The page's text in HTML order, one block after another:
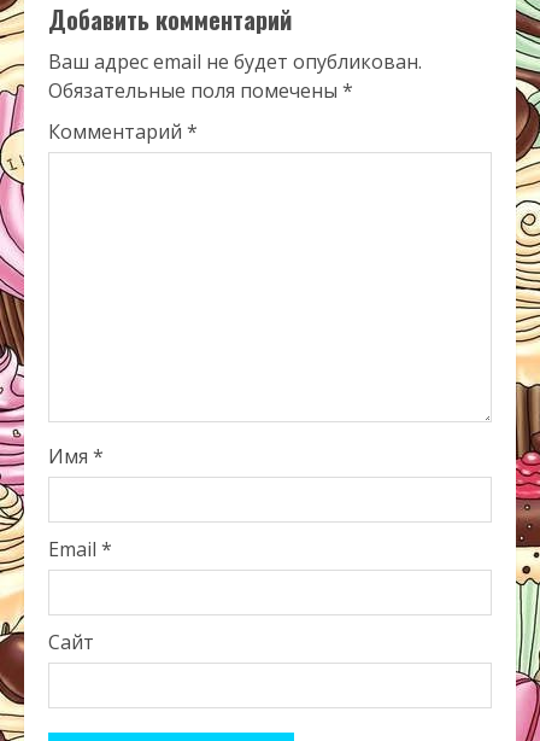
Добавить комментарий
Ваш адрес email не будет опубликован.
Обязательные поля помечены *
Комментарий *
Имя *
Email *
Сайт